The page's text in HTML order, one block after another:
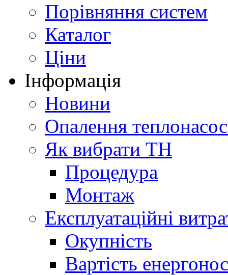
Порівняння систем
Каталог
Ціни
Інформація
Новини
Опалення
Як вибрати ТН
Процедура
Монтаж
Експлуатаційні
Окупність
Вартість